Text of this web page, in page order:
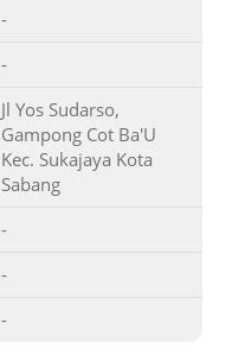
-
-
Jl Yos Sudarso,
Gampong Cot Ba'U
Kec. Sukajaya Kota
Sabang
-
-
-